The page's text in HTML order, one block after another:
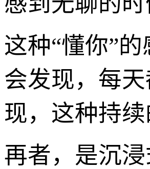
这种“懂你”
会发现，每
现，这种持
再者，是沉